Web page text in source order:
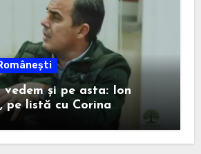
și pe asta: Ion
pe listă cu Corina
cea care l-a ajutat pe
primar în 2020.